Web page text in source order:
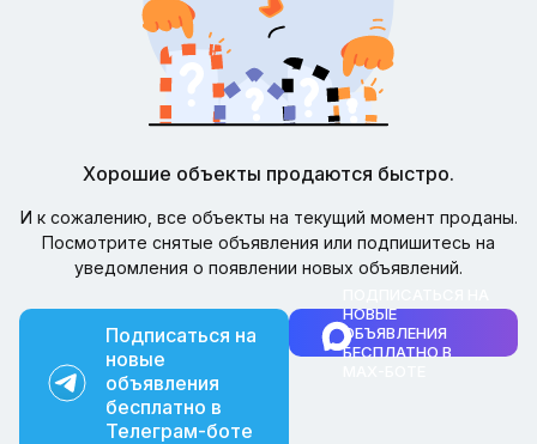
Хорошие объекты продаются быстро.
И к сожалению, все объекты на текущий момент проданы.
Посмотрите снятые объявления или подпишитесь на
уведомления о появлении новых объявлений.
Подписаться на
новые
объявления
бесплатно в
Телеграм-боте
НОВЫЕ
ОБЪЯВЛЕНИЯ
БЕСПЛАТНО В